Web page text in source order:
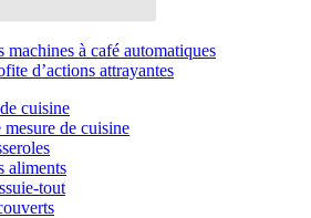
machines à café automatiques
d’actions attrayantes
cuisine
de cuisine
aliments
tout